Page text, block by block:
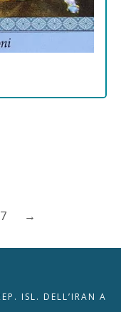
7 →
ISL. DELL’IRAN A
🇬🇧